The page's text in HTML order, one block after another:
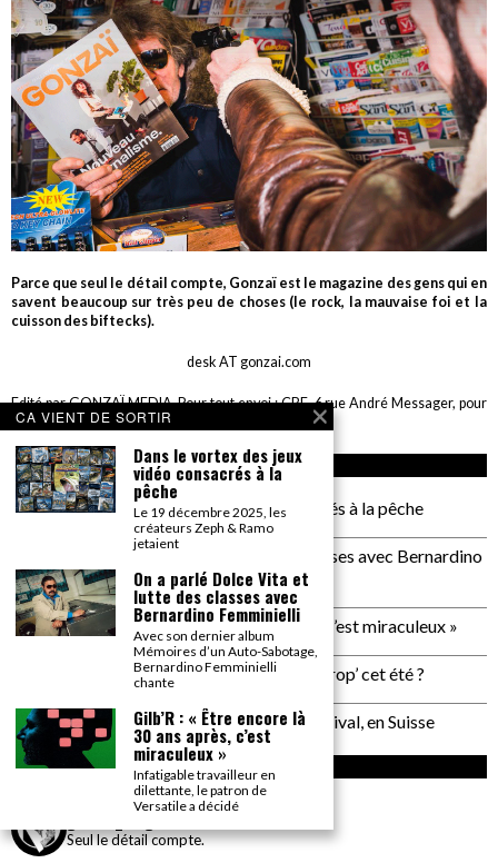
Parce que seul le détail compte, Gonzaï est le magazine des gens qui en
savent beaucoup sur très peu de choses (le rock, la mauvaise foi et la
cuisson des biftecks).
desk AT gonzai.com
Edité par GONZAÏ MEDIA. Pour tout envoi : CBE, 6 rue André Messager, pour
GONZAÏ, 75018 Paris
ARTICLES RÉCENTS
Dans le vortex des jeux vidéo consacrés à la pêche
On a parlé Dolce Vita et lutte des classes avec Bernardino
Femminielli
Gilb’R : « Être encore là 30 ans après, c’est miraculeux »
Plage de Rock : et si on allait à Saint Trop’ cet été ?
Un reportage pas neutre au PALP Festival, en Suisse
INSTAGRAM
gonzai_magazine
Seul le détail compte.
CA VIENT DE SORTIR
Dans le vortex des jeux
vidéo consacrés à la
pêche
Le 19 décembre 2025, les
créateurs Zeph & Ramo
jetaient
On a parlé Dolce Vita et
lutte des classes avec
Bernardino Femminielli
Avec son dernier album
Mémoires d’un Auto-Sabotage,
Bernardino Femminielli
chante
Gilb’R : « Être encore là
30 ans après, c’est
miraculeux »
Infatigable travailleur en
dilettante, le patron de
Versatile a décidé